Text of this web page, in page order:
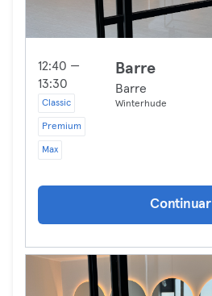
12:40 —
13:30
Classic
Premium
Max
Barre
Barre
Winterhude
Continuar